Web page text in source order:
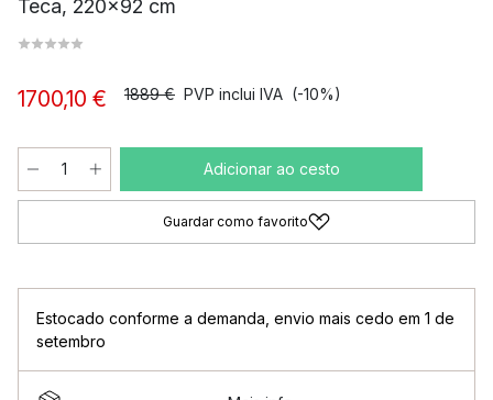
Teca, 220x92 cm
1700,10 € 1889 € PVP inclui IVA (-10%)
Adicionar ao cesto
Guardar como favorito
Estocado conforme a demanda envio mais cedo em 1 de
setembro